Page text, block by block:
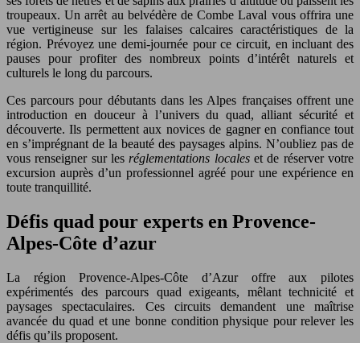
troupeaux. Un arrêt au belvédère de Combe Laval vous offrira une
vue vertigineuse sur les falaises calcaires caractéristiques de la
région. Prévoyez une demi-journée pour ce circuit, en incluant des
pauses pour profiter des nombreux points d’intérêt naturels et
culturels le long du parcours.
Ces parcours pour débutants dans les Alpes françaises offrent une
introduction en douceur à l’univers du quad, alliant sécurité et
découverte. Ils permettent aux novices de gagner en confiance tout
en s’imprégnant de la beauté des paysages alpins. N’oubliez pas de
vous renseigner sur les réglementations localeset de réserver votre
excursion auprès d’un professionnel agréé pour une expérience en
toute tranquillité.
Défis quad pour experts en Provence-
Alpes-Côte d’azur
La région Provence-Alpes-Côte d’Azur offre aux pilotes
expérimentés des parcours quad exigeants, mêlant technicité et
paysages spectaculaires. Ces circuits demandent une maîtrise
avancée du quad et une bonne condition physique pour relever les
défis qu’ils proposent.